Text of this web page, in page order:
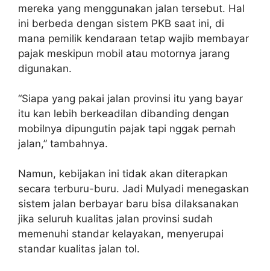
mereka yang menggunakan jalan tersebut. Hal
ini berbeda dengan sistem PKB saat ini, di
mana pemilik kendaraan tetap wajib membayar
pajak meskipun mobil atau motornya jarang
digunakan.
“Siapa yang pakai jalan provinsi itu yang bayar
itu kan lebih berkeadilan dibanding dengan
mobilnya dipungutin pajak tapi nggak pernah
jalan,” tambahnya.
Namun, kebijakan ini tidak akan diterapkan
secara terburu-buru. Jadi Mulyadi menegaskan
sistem jalan berbayar baru bisa dilaksanakan
jika seluruh kualitas jalan provinsi sudah
memenuhi standar kelayakan, menyerupai
standar kualitas jalan tol.